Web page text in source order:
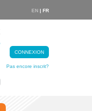
EN | FR
CONNEXION
Pas encore inscrit?